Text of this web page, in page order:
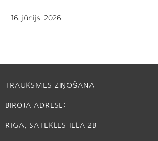
16. jūnijs, 2026
TRAUKSMES ZIŅOŠANA
BIROJA ADRESE:
RĪGA, SATEKLES IELA 2B